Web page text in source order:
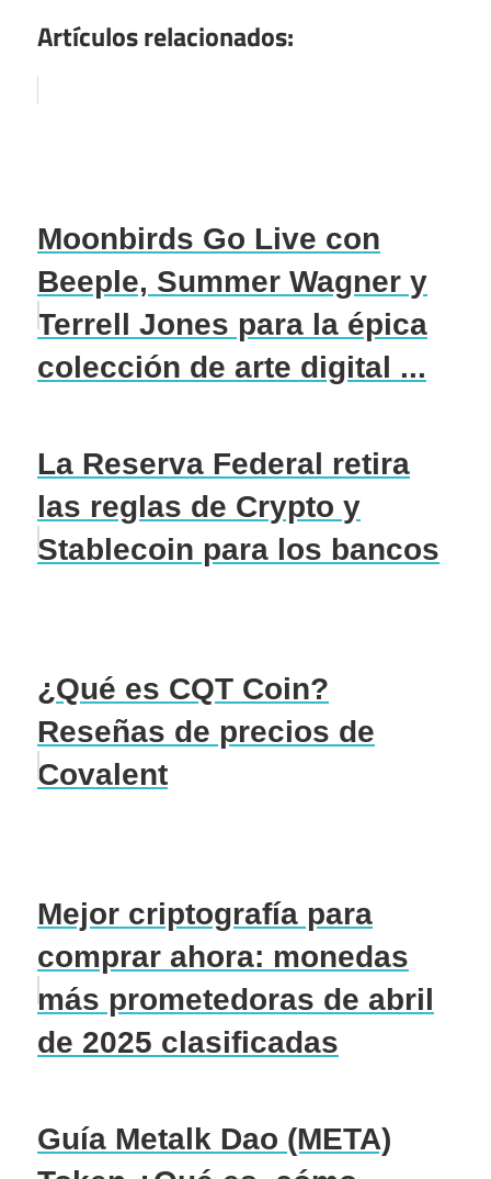
Artículos relacionados:
Moonbirds Go Live con
Beeple, Summer Wagner y
Terrell Jones para la épica
colección de arte digital ...
La Reserva Federal retira
las reglas de Crypto y
Stablecoin para los bancos
¿Qué es CQT Coin?
Reseñas de precios de
Covalent
Mejor criptografía para
comprar ahora: monedas
más prometedoras de abril
de 2025 clasificadas
Guía Metalk Dao (META)